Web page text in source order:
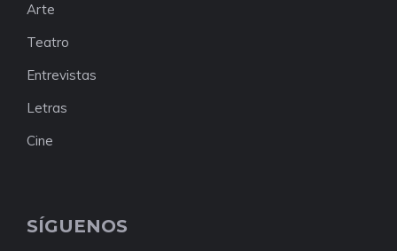
Arte
Teatro
Entrevistas
Letras
Cine
SÍGUENOS